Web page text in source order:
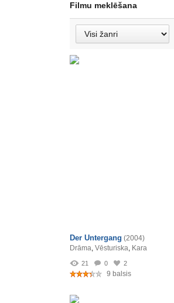
Filmu meklēšana
Der Untergang (2004)
Drāma, Vēsturiska, Kara
21 0 2
9 balsis